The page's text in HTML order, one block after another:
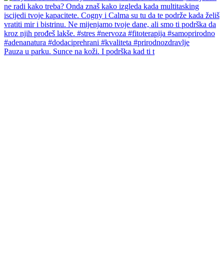
Pauza u parku. Sunce na koži. I podrška kad ti t